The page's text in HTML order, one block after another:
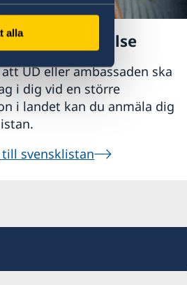
alla utlandsvistelse
UD eller ambassaden ska
i dig vid en större
i landet kan du anmäla dig
svensklistan